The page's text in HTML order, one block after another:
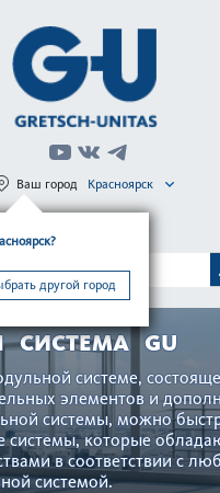
другой город
Ваш город Красноярск
СИСТЕМА GU
сис­теме,
элементов и
сис­темы, можно
сис­темы, которые
в соотв­е­тствии с
сис­темой.